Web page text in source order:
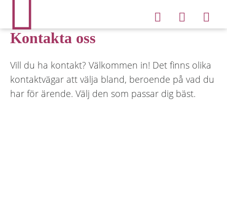
Kontakta oss
Vill du ha kontakt? Välkommen in! Det finns olika
kontaktvägar att välja bland, beroende på vad du
har för ärende. Välj den som passar dig bäst.